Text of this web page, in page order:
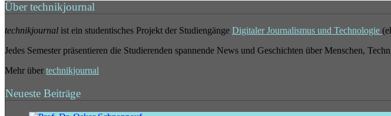
Über technikjournal
technikjournal ist ein studentisches Projekt der Studiengänge Digitaler Journalismus und Technologie
Jedes Semester präsentieren die Studierenden spannende News und Geschichten über Menschen,
Mehr über technikjournal
Neueste Beiträge